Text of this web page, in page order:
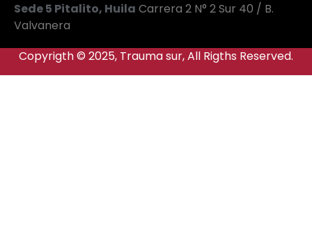
Sede 5 Pitalito, Huila Carrera 2 N° 2 Sur 40 / B.
Valvanera
Copyrigth © 2025, Trauma sur, All Rigths Reserved.